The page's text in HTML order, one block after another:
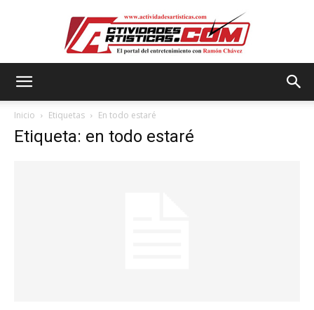
Inicio Etiquetas En todo estaré
Etiqueta: en todo estaré